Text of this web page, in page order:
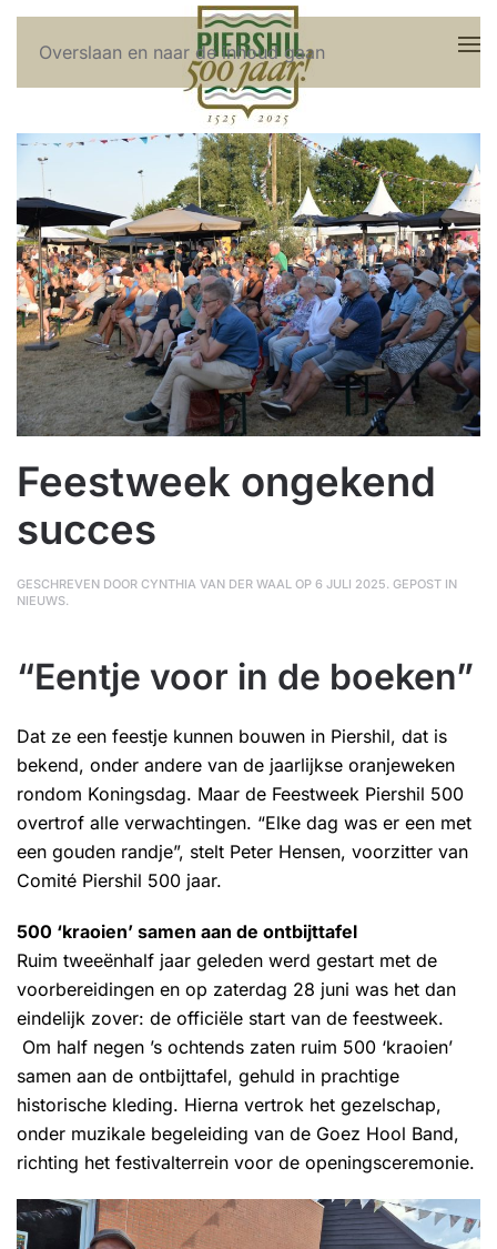
Overslaan en naar de inhoud gaan
Feestweek ongekend
succes
GESCHREVEN DOOR CYNTHIA VAN DER WAAL OP 6 JULI 2025. GEPOST IN
NIEUWS.
“Eentje voor in de boeken”
Dat ze een feestje kunnen bouwen in Piershil, dat is
bekend, onder andere van de jaarlijkse oranjeweken
rondom Koningsdag. Maar de Feestweek Piershil 500
overtrof alle verwachtingen. “Elke dag was er een met
een gouden randje”, stelt Peter Hensen, voorzitter van
Comité Piershil 500 jaar.
500 ‘kraoien’ samen aan de ontbijttafel
Ruim tweeënhalf jaar geleden werd gestart met de
voorbereidingen en op zaterdag 28 juni was het dan
eindelijk zover: de officiële start van de feestweek.
Om half negen ’s ochtends zaten ruim 500 ‘kraoien’
samen aan de ontbijttafel, gehuld in prachtige
historische kleding. Hierna vertrok het gezelschap,
onder muzikale begeleiding van de Goez Hool Band,
richting het festivalterrein voor de openingsceremonie.